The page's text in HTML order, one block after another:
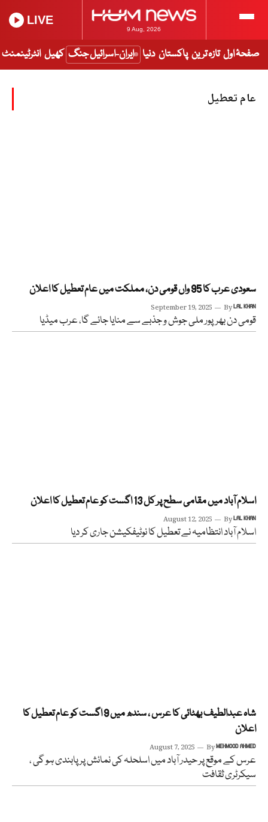
9 Aug, 2026
LIVE
صفحۂ اول تازہ ترین پاکستان دنیا ایران-اسرائیل جنگ کھیل انٹرٹینمنٹ
عام تعطیل
سعودی عرب کا 95 واں قومی دن، مملکت میں عام تعطیل کا اعلان
September 19, 2025 ByLAL KHAN
قومی دن بھرپور ملی جوش و جذبے سے منایا جائے گا، عرب میڈیا
اسلام آباد میں مقامی سطح پر کل 13 اگست کو عام تعطیل کا اعلان
August 12, 2025 ByLAL KHAN
اسلام آباد انتظامیہ نے تعطیل کا نوٹیفکیشن جاری کر دیا
شاہ عبدالطیف بھٹائی کا عرس ، سندھ میں 9 اگست کو عام تعطیل کا
اعلان
August 7, 2025 ByMEHMOOD AHMED
عرس کے موقع پر حیدر آباد میں اسلحلہ کی نمائش پر پابندی ہو گی ،
سیکرٹری ثقافت